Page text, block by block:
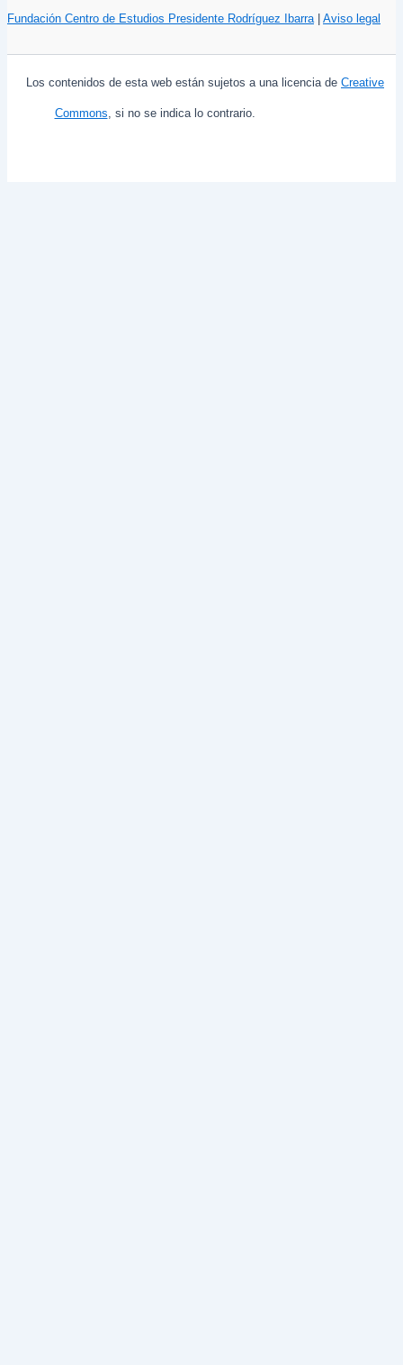
Fundación Centro de Estudios Presidente Rodríguez Ibarra| Aviso legal
Los contenidos de esta web están sujetos a una licencia de Creative
Commons, si no se indica lo contrario.